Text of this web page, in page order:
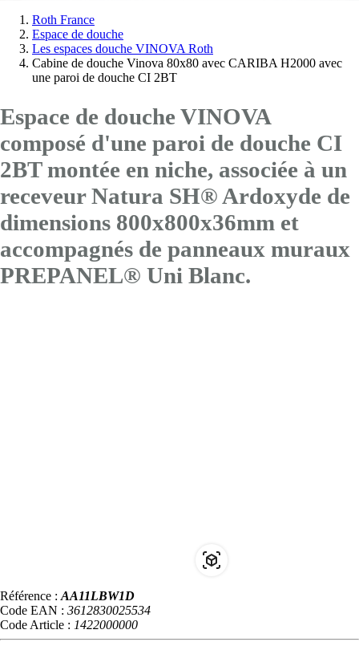
Vous
êtes
Roth France
Espace de douche
Les espaces douche VINOVA Roth
Cabine de douche Vinova 80x80 avec CARIBA H2000 avec
une paroi de douche CI 2BT
Espace de douche VINOVA
composé d'une paroi de douche CI
2BT montée en niche, associée à un
receveur Natura SH® Ardoxyde de
dimensions 800x800x36mm et
accompagnés de panneaux muraux
PREPANEL® Uni Blanc.
Référence : AA11LBW1D
Code EAN : 3612830025534
Code Article : 1422000000